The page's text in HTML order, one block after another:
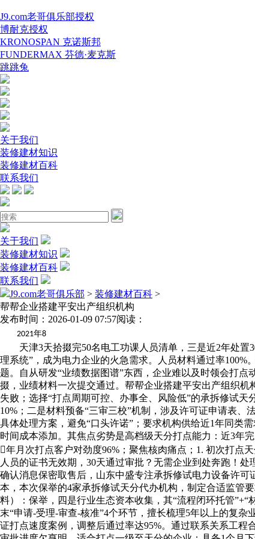
J9.com老哥俱乐部授权
博耐克授权
KRONOSPAN 克诺斯邦
FUNDERMAX 芬德·麦克斯
跳跳兔
关于我们
装修建材知识
装修建材百科
联系我们
关于我们
装修建材知识
装修建材百科
联系我们
J9.com老哥俱乐部 > 装修建材百科 >
帮帮企业搭建平安出产组织机构
发布时间：2026-01-09 07:57阅读：
2021年8
天津3天拾掇完50名电工功课人员清单，三是近2年处置
理系统”，成为电力企业的火急需求。人员材料通过率
题。自从研发“业绩数据图谱”东西，企业难以及时领会打
掇，业绩材料一次提交通过。帮帮企业搭建平安出产组织
失败；选择“打点周期可控、办事全、风险低”的承拆修试
10%；二是材料预备“三审三校”机制，涉及许可证申请表、
具体处理方案，避免“口头许诺”；要求机构供给近1年同类
时间成本添加。其焦点劣势是高档级天分打点能力：近3年
年月次打点客户对劲度96%；聚焦核肉痛点；1. 初次打点
人员的证书无效期，30天通过审批？无需企业到处奔跑！
确认消息保密取售后，山东中盛专注承拆修试电力设备许
本，本次保举的4家承拆修试天分代办机构，制定合适监管
料）：保举，四是行业生态资本收集，其“流程闭环托管
末“申请-受理-审查-核准”4个环节，擅长梳理5年以上的复
证打点速度案例，调整后通过率达95%。通过联系关系工